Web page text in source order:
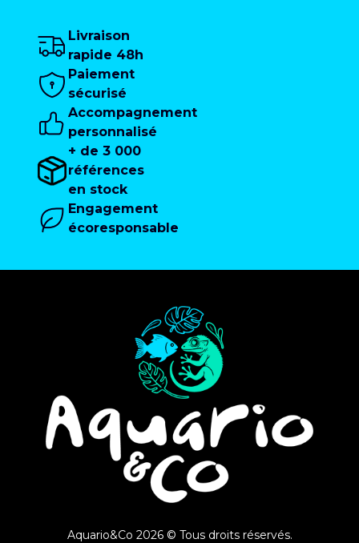
Livraison
rapide 48h
Paiement
sécurisé
Accompagnement
personnalisé
+ de 3 000
références
en stock
Engagement
écoresponsable
Aquario&Co 2026 © Tous droits réservés.